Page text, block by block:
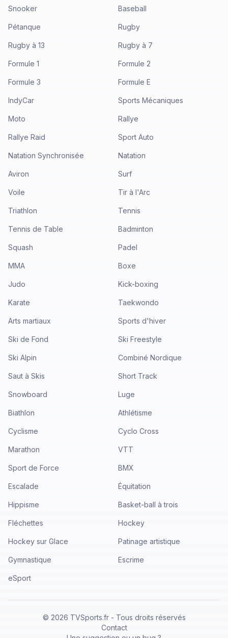
Snooker Baseball
Pétanque Rugby
Rugby à 13 Rugby à 7
Formule 1 Formule 2
Formule 3 Formule E
IndyCar Sports Mécaniques
Moto Rallye
Rallye Raid Sport Auto
Natation Synchronisée Natation
Aviron Surf
Voile Tir à l'Arc
Triathlon Tennis
Tennis de Table Badminton
Squash Padel
MMA Boxe
Judo Kick-boxing
Karate Taekwondo
Arts martiaux Sports d'hiver
Ski de Fond Ski Freestyle
Ski Alpin Combiné Nordique
Saut à Skis Short Track
Snowboard Luge
Biathlon Athlétisme
Cyclisme Cyclo Cross
Marathon VTT
Sport de Force BMX
Escalade Équitation
Hippisme Basket-ball à trois
Fléchettes Hockey
Hockey sur Glace Patinage artistique
Gymnastique Escrime
eSport
© 2026 TVSports.fr - Tous droits réservés
Contact